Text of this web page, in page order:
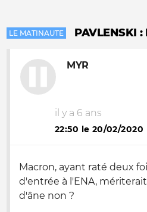
LE MATINAUTE PAVLENSKI :
MYR
il y a 6 ans
22:50 le 20/02/2020
Macron, ayant raté deux
d'entrée à l'ENA,
d'âne non ?